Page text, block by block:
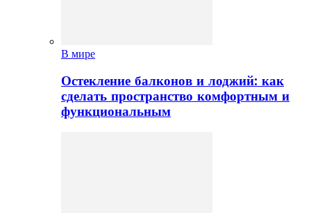
В мире
Остекление балконов и лоджий: как
сделать пространство комфортным и
функциональным